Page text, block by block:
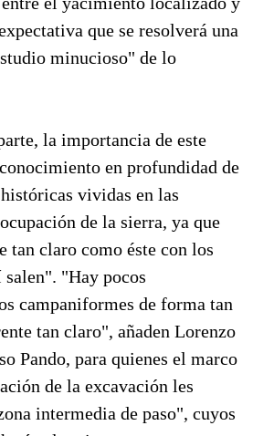
que se resolverá una
minucioso" de lo
la importancia de este
en profundidad de
vividas en las
de la sierra, ya que
tan claro como éste con los
"Hay pocos
campaniformes de forma tan
tan claro", añaden Lorenzo
Pando, para quienes el marco
de la excavación les
intermedia de paso", cuyos